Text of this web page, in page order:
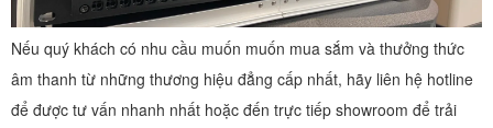
Nếu quý khách có nhu cầu muốn muốn mua sắm và thưởng thức
âm thanh từ những thương hiệu đẳng cấp nhất, hãy liên hệ hotline
để được tư vấn nhanh nhất hoặc đến trực tiếp showroom để trải